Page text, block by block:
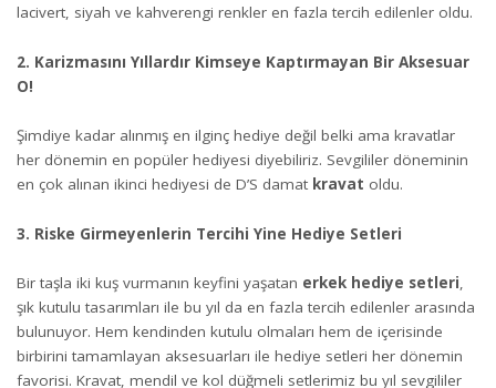
lacivert, siyah ve kahverengi renkler en fazla tercih edilenler oldu.
2. Karizmasını Yıllardır Kimseye Kaptırmayan Bir Aksesuar
O!
Şimdiye kadar alınmış en ilginç hediye değil belki ama kravatlar
her dönemin en popüler hediyesi diyebiliriz. Sevgililer döneminin
en çok alınan ikinci hediyesi de D’S damat kravat oldu.
3. Riske Girmeyenlerin Tercihi Yine Hediye Setleri
Bir taşla iki kuş vurmanın keyfini yaşatan erkek hediye setleri,
şık kutulu tasarımları ile bu yıl da en fazla tercih edilenler arasında
bulunuyor. Hem kendinden kutulu olmaları hem de içerisinde
birbirini tamamlayan aksesuarları ile hediye setleri her dönemin
favorisi. Kravat, mendil ve kol düğmeli setlerimiz bu yıl sevgililer